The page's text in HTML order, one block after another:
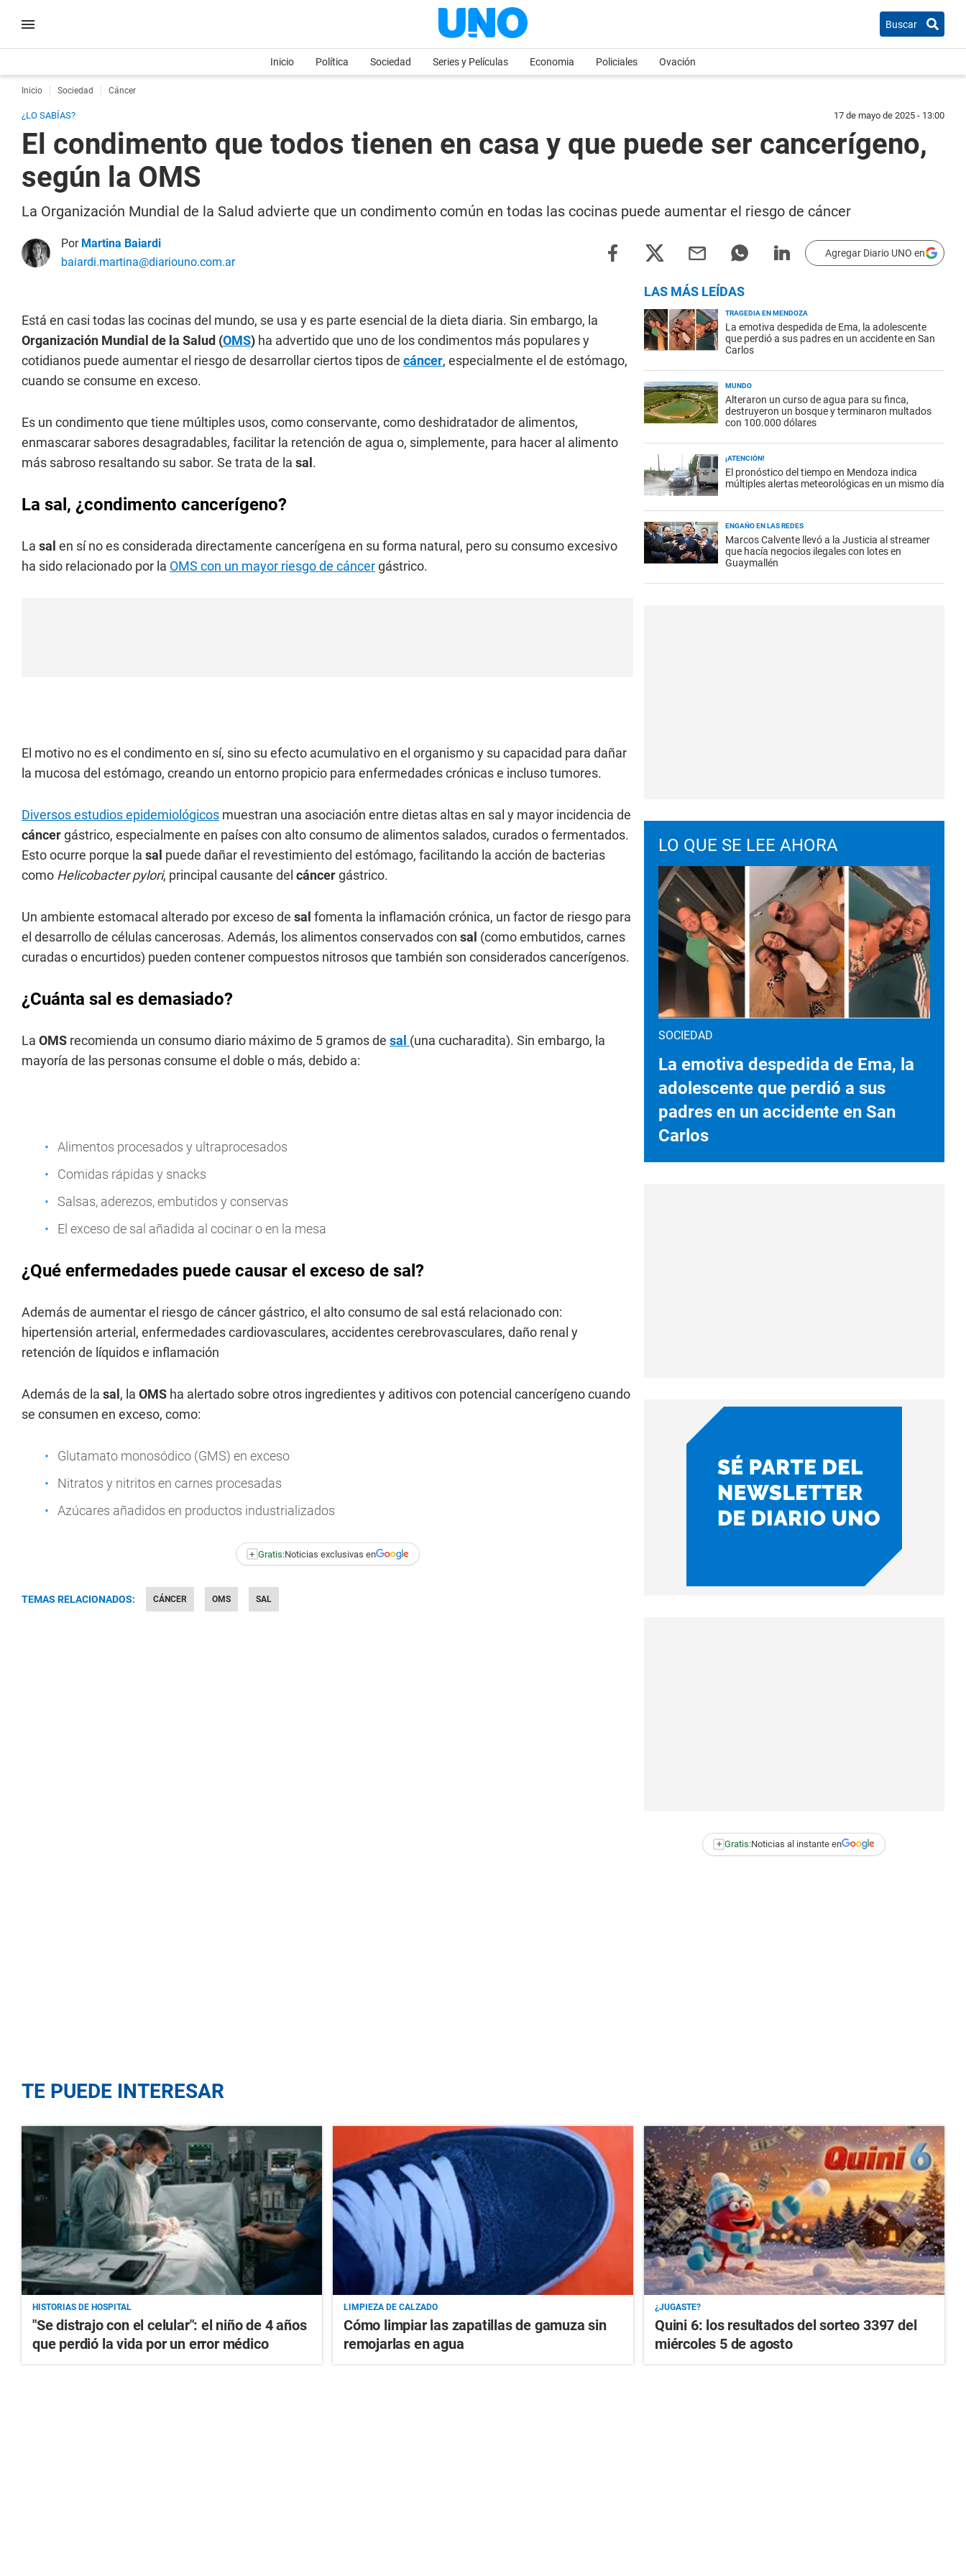
Buscar
Inicio Política Sociedad Series y Películas Economia Policiales Ovación
Inicio Sociedad Cáncer
¿LO SABÍAS? 17 de mayo de 2025 - 13:00
El condimento que todos tienen en casa y que puede ser cancerígeno,
según la OMS
La Organización Mundial de la Salud advierte que un condimento común en todas las cocinas puede aumentar el riesgo de cáncer
Por Martina Baiardi
baiardi.martina@diariouno.com.ar
Agregar Diario UNO en
Está en casi todas las cocinas del mundo, se usa y es parte esencial de la dieta diaria. Sin embargo, la
Organización Mundial de la Salud (OMS) ha advertido que uno de los condimentos más populares y
cotidianos puede aumentar el riesgo de desarrollar ciertos tipos de cáncer, especialmente el de estómago,
cuando se consume en exceso.
Es un condimento que tiene múltiples usos, como conservante, como deshidratador de alimentos,
enmascarar sabores desagradables, facilitar la retención de agua o, simplemente, para hacer al alimento
más sabroso resaltando su sabor. Se trata de la sal .
La sal, ¿condimento cancerígeno?
La sal en sí no es considerada directamente cancerígena en su forma natural, pero su consumo excesivo
ha sido relacionado por la OMS con un mayor riesgo de cáncergástrico.
El motivo no es el condimento en sí, sino su efecto acumulativo en el organismo y su capacidad para dañar
la mucosa del estómago, creando un entorno propicio para enfermedades crónicas e incluso tumores.
Diversos estudios epidemiológicos muestran una asociación entre dietas altas en sal y mayor incidencia de
cáncergástrico, especialmente en países con alto consumo de alimentos salados, curados o fermentados.
Esto ocurre porque la sal puede dañar el revestimiento del estómago, facilitando la acción de bacterias
como Helicobacter pylori, principal causante del cáncergástrico.
Un ambiente estomacal alterado por exceso de sal fomenta la inflamación crónica, un factor de riesgo para
el desarrollo de células cancerosas. Además, los alimentos conservados con sal (como embutidos, carnes
curadas o encurtidos) pueden contener compuestos nitrosos que también son considerados cancerígenos.
¿Cuánta sal es demasiado?
La OMS recomienda un consumo diario máximo de 5 gramos de sal (una cucharadita). Sin embargo, la
mayoría de las personas consume el doble o más, debido a:
Alimentos procesados y ultraprocesados
Comidas rápidas y snacks
Salsas, aderezos, embutidos y conservas
El exceso de sal añadida al cocinar o en la mesa
¿Qué enfermedades puede causar el exceso de sal?
Además de aumentar el riesgo de cáncer gástrico, el alto consumo de sal está relacionado con:
hipertensión arterial, enfermedades cardiovasculares, accidentes cerebrovasculares, daño renal y
retención de líquidos e inflamación
Además de la sal , la OMS ha alertado sobre otros ingredientes y aditivos con potencial cancerígeno cuando
se consumen en exceso, como:
Glutamato monosódico (GMS) en exceso
Nitratos y nitritos en carnes procesadas
Azúcares añadidos en productos industrializados
+ Gratis:Noticias exclusivas en
TEMAS RELACIONADOS: CÁNCER OMS SAL
LAS MÁS LEÍDAS
TRAGEDIA EN MENDOZA
La emotiva despedida de Ema, la adolescente
que perdió a sus padres en un accidente en San
Carlos
MUNDO
Alteraron un curso de agua para su finca,
destruyeron un bosque y terminaron multados
con 100.000 dólares
¡ATENCIÓN!
El pronóstico del tiempo en Mendoza indica
múltiples alertas meteorológicas en un mismo día
ENGAÑO EN LAS REDES
Marcos Calvente llevó a la Justicia al streamer
que hacía negocios ilegales con lotes en
Guaymallén
LO QUE SE LEE AHORA
SOCIEDAD
La emotiva despedida de Ema, la
adolescente que perdió a sus
padres en un accidente en San
Carlos
+ Gratis:Noticias al instante en
TE PUEDE INTERESAR
HISTORIAS DE HOSPITAL
"Se distrajo con el celular": el niño de 4 años
que perdió la vida por un error médico
LIMPIEZA DE CALZADO
Cómo limpiar las zapatillas de gamuza sin
remojarlas en agua
¿JUGASTE?
Quini 6: los resultados del sorteo 3397 del
miércoles 5 de agosto